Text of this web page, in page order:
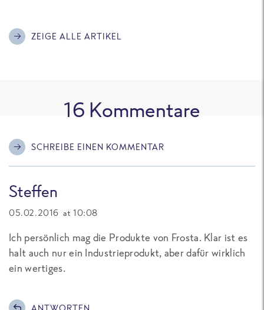
ZEIGE ALLE ARTIKEL
16 Kommentare
SCHREIBE EINEN KOMMENTAR
Steffen
05.02.2016 at 10:08
Ich persönlich mag die Produkte von Frosta. Klar ist es
halt auch nur ein Industrieprodukt, aber dafür wirklich
ein wertiges.
ANTWORTEN